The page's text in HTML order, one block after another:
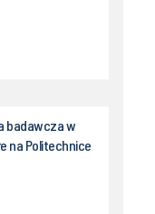
badawcza w
na Politechnice